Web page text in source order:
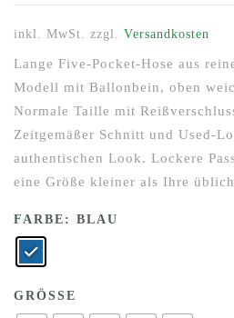
inkl. MwSt. zzgl. Versandkosten
Lange Five-Pocket-Hose aus
Modell mit Ballonbein, oben
Normale Taille mit
Zeitgemäßer Schnitt und Used-
authentischen Look. Lockere
eine Größe kleiner als Ihre
FARBE : BLAU
GRÖSSE